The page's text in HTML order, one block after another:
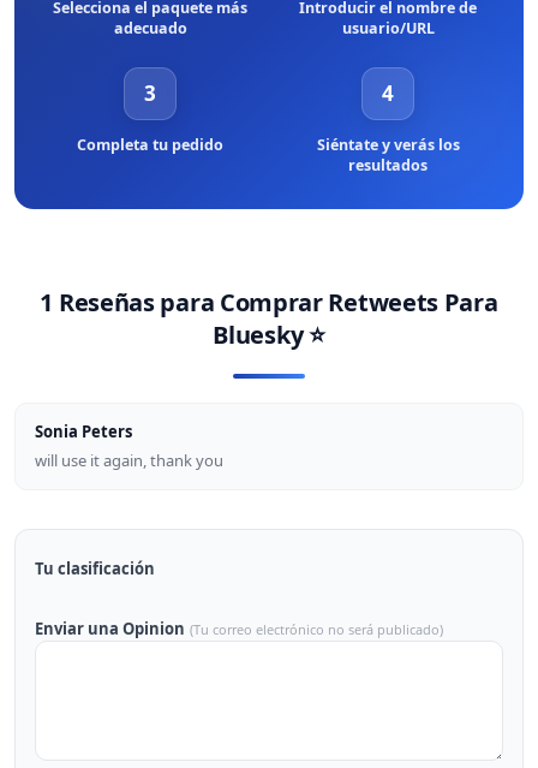
Selecciona el paquete más
adecuado
Introducir el nombre de
usuario/URL
3
Completa tu pedido
4
Siéntate y verás los
resultados
1 Reseñas para Comprar Retweets Para
Bluesky⭐
Sonia Peters
will use it again, thank you
Tu clasificación
Enviar una Opinion (Tu correo electrónico no será publicado)